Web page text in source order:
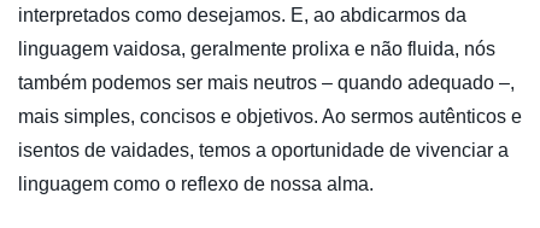
interpretados como desejamos. E, ao abdicarmos da
linguagem vaidosa, geralmente prolixa e não fluida, nós
também podemos ser mais neutros – quando adequado –,
mais simples, concisos e objetivos. Ao sermos autênticos e
isentos de vaidades, temos a oportunidade de vivenciar a
linguagem como o reflexo de nossa alma.